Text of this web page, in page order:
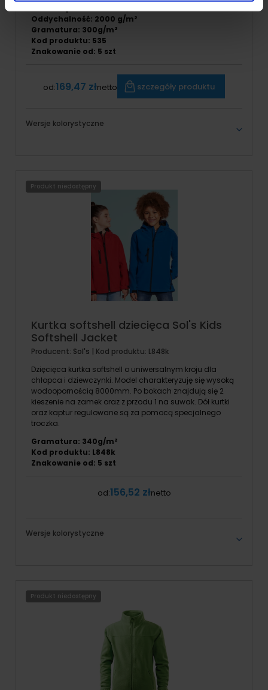
Wodoodporność: 14000 mm
Oddychalność: 2000 g/m²
Gramatura: 300g/m²
Kod produktu: 535
Znakowanie od: 5 szt
od:169,47 złnetto szczegóły produktu
Wersje kolorystyczne
Kurtka softshell dziecięca Sol's Kids
Softshell Jacket
Producent: Sol's | Kod produktu: L848k
Dzięcięca kurtka softshell o uniwersalnym kroju dla
chłopca i dziewczynki. Model charakteryzuję się wysoką
wodoopornością 8000mm. Po bokach znajdują się 2
kieszenie na zamek oraz z przodu 1 na suwak. Dół kurtki
oraz kaptur regulowane są za pomocą specjalnego
troczka.
Gramatura: 340g/m²
Kod produktu: L848k
Znakowanie od: 5 szt
od:156,52 złnetto
Wersje kolorystyczne
Produkt niedostępny
Produkt niedostępny